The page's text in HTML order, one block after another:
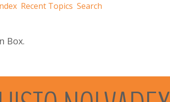
Recent Topics Search
Box.